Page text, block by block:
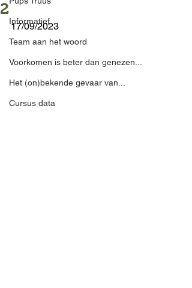
Informatief
Team aan het woord
Voorkomen is beter dan genezen...
Het (on)bekende gevaar van...
Cursus data
2
17/09/2023